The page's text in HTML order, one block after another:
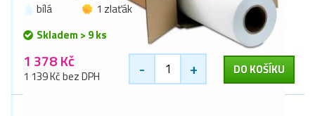
bílá
1 zlaťák
Skladem > 9 ks
1 378 Kč
1 139 Kč bez DPH - + DO KOŠÍKU